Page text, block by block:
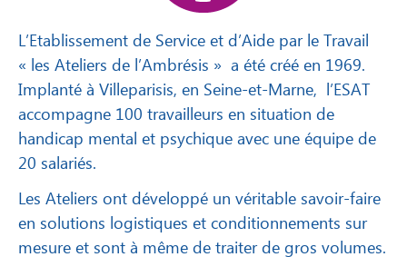
L’Etablissement de Service et d’Aide par le Travail
« les Ateliers de l’Ambrésis » a été créé en 1969.
Implanté à Villeparisis, en Seine-et-Marne, l’ESAT
accompagne 100 travailleurs en situation de
handicap mental et psychique avec une équipe de
20 salariés.
Les Ateliers ont développé un véritable savoir-faire
en solutions logistiques et conditionnements sur
mesure et sont à même de traiter de gros volumes.